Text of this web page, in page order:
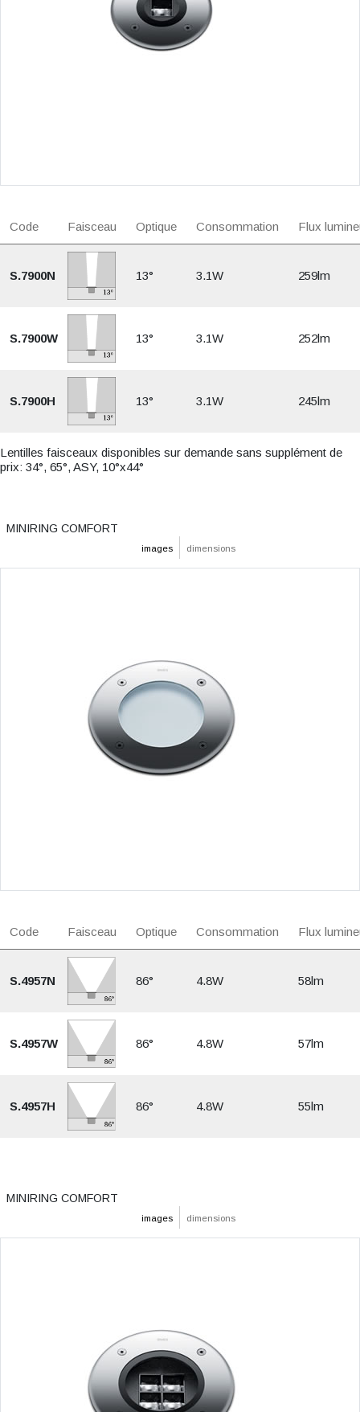
Code Faisceau Optique Consommation Flux
S.7900N 13° 3.1W 259lm
S.7900W 13° 3.1W 252lm
S.7900H 13° 3.1W 245lm
Lentilles faisceaux disponibles sur demande sans supplément de
prix: 34°, 65°, ASY, 10°x44°
images dimensions
MINIRING COMFORT
Code Faisceau Optique Consommation Flux
S.4957N 86° 4.8W 58lm
S.4957W 86° 4.8W 57lm
S.4957H 86° 4.8W 55lm
images dimensions
MINIRING COMFORT